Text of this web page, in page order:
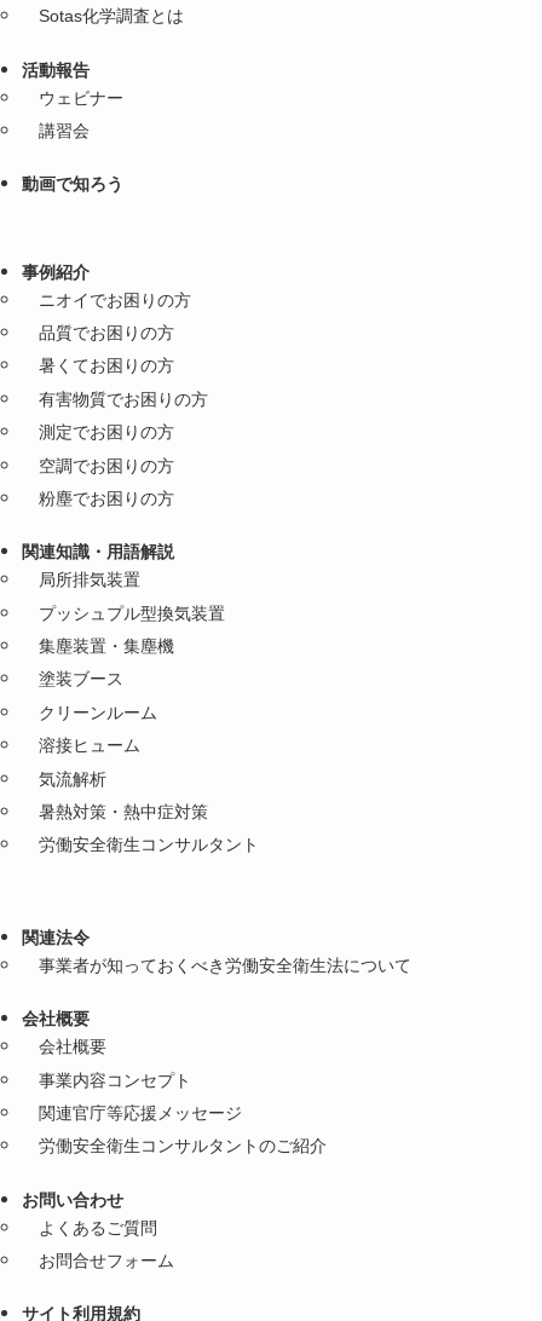
Sotas化学調査とは
活動報告
ウェビナー
講習会
動画で知ろう
事例紹介
ニオイでお困りの方
品質でお困りの方
暑くてお困りの方
有害物質でお困りの方
測定でお困りの方
空調でお困りの方
粉塵でお困りの方
関連知識・用語解説
局所排気装置
プッシュプル型換気装置
集塵装置・集塵機
塗装ブース
クリーンルーム
溶接ヒューム
気流解析
暑熱対策・熱中症対策
労働安全衛生コンサルタント
関連法令
事業者が知っておくべき労働安全衛生法について
会社概要
会社概要
事業内容コンセプト
関連官庁等応援メッセージ
労働安全衛生コンサルタントのご紹介
お問い合わせ
よくあるご質問
お問合せフォーム
サイト利用規約